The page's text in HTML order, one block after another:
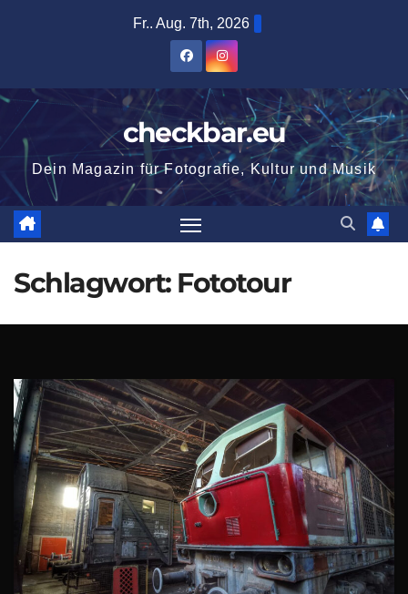
Fr.. Aug. 7th, 2026
checkbar.eu
Dein Magazin für Fotografie, Kultur und Musik
Schlagwort: Fototour